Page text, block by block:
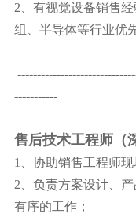
2、有视觉设备销售
组、半导体等行业优先
-----------
售后技术工程师（
1、协助销售工程师现
2、负责方案设计、
有序的工作；